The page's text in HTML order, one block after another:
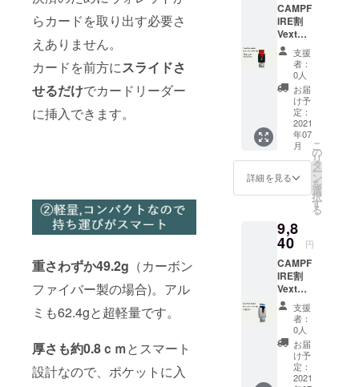
らカードを取り出す必要さ
えありません。
カードを前方にスライドさ
せるだけでカードリーダー
に挿入できます。
重さわずか49.2g （カーボン
ファイバー製の場合)。アル
ミも62.4gと超軽量です。
厚さも約0.8ｃｍとスマート
設計なので、ポケットに入
返品に
など、
支援者
様都合
による
返品は
お受け
できま
せんこ
と、予
めご了
承願い
があり
ます。
※皆様の
応援購
入によ
り量産
効率が
向上し
た場
合、正
規販売
価格が
販売予
定価格
ござい
ます。
による
返品に
など、
支援者
様都合
による
返品は
お受け
できま
せんこ
ラー：
カーボ
ン ※本
体税
込、送
料込み
※ご注文
状況、
使用部
材の供
給状
況、製
造工程
上の都
が遅れ
る場合
があり
ます。
※皆様の
応援購
入によ
り量産
効率が
向上し
た場
合、正
規販売
CAMPF
IRE割
Vext
Slim
Wallet
［一般
販売予
定価
格
12,000
円］ ＜
リター
ン内容
＞ Vext
Slim
Wallet
カ
ラー：
ブラッ
ク ※本
体税
込、送
料込み
※ご注文
状況、
使用部
材の供
給状
況、製
支援
者：
0人
お届
け予
定：
2021
年07
月
詳細を見る
こ
の
リ
タ
ー
ン
を
選
択
す
る
9,8
40 円
CAMPF
IRE割
Vext
Slim
Wallet
［一般
販売予
定価
格
12,000
支援
者：
0人
お届
け予
定：
2021